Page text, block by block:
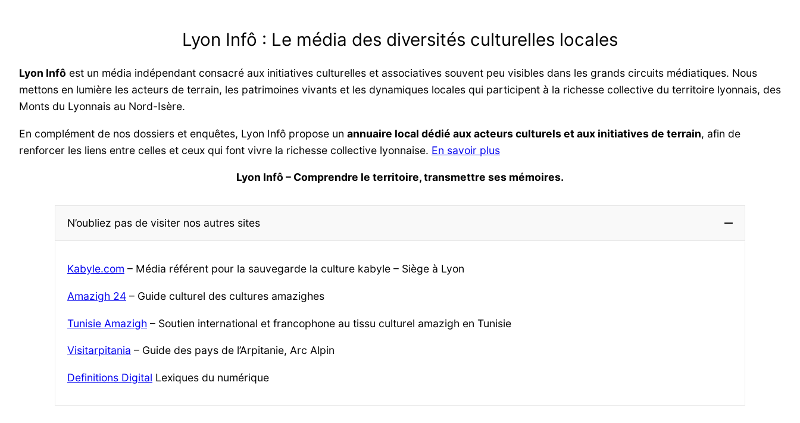
Lyon Infô : Le média des diversités culturelles locales
Lyon Infô est un média indépendant consacré aux initiatives culturelles et associatives souvent peu visibles dans les grands circuits médiatiques. Nous
mettons en lumière les acteurs de terrain, les patrimoines vivants et les dynamiques locales qui participent à la richesse collective du territoire lyonnais, des
Monts du Lyonnais au Nord-Isère.
En complément de nos dossiers et enquêtes, Lyon Infô propose un annuaire local dédié aux acteurs culturels et aux initiatives de terrain, afin de
renforcer les liens entre celles et ceux qui font vivre la richesse collective lyonnaise. En savoir plus
Lyon Infô – Comprendre le territoire, transmettre ses mémoires.
N’oubliez pas de visiter nos autres sites
Kabyle.com – Média référent pour la sauvegarde la culture kabyle – Siège à Lyon
Amazigh 24 – Guide culturel des cultures amazighes
Tunisie Amazigh – Soutien international et francophone au tissu culturel amazigh en Tunisie
Visitarpitania – Guide des pays de l’Arpitanie, Arc Alpin
Definitions Digital Lexiques du numérique